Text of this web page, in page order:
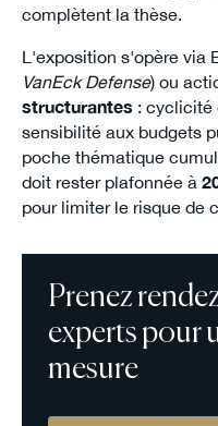
complètent la thèse.
L'exposition s'opère via
VanEck Defense) ou
structurantes : cyclicité
sensibilité aux budgets
poche thématique
doit rester plafonnée à
pour limiter le risque de
Prenez
experts pour
mesure